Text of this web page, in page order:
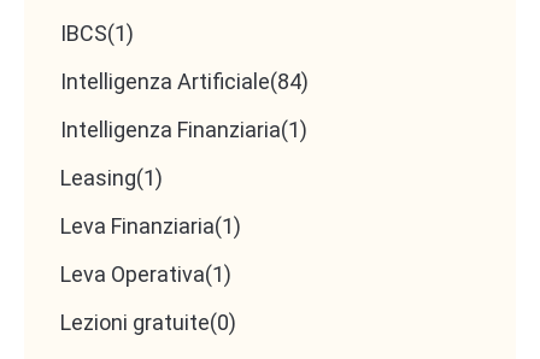
IBCS(1)
Intelligenza Artificiale(84)
Intelligenza Finanziaria(1)
Leasing(1)
Leva Finanziaria(1)
Leva Operativa(1)
Lezioni gratuite(0)